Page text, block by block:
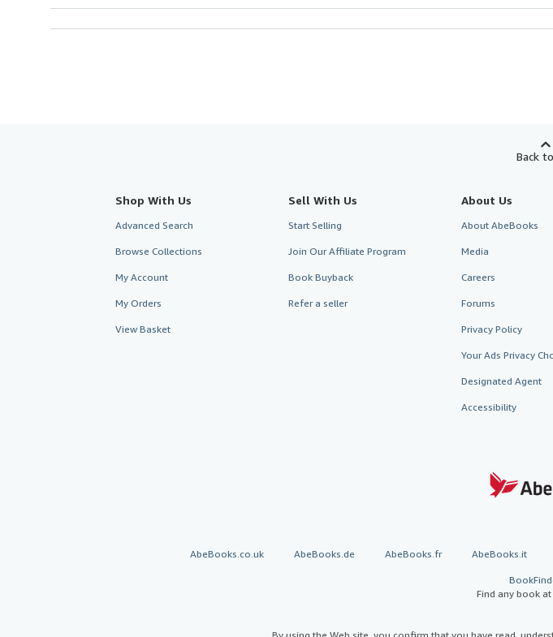
Back
Shop With Us
Advanced Search
Browse Collections
My Account
My Orders
View Basket
Sell With Us
Start Selling
Join Our Affiliate Program
Book Buyback
Refer a seller
About Us
About AbeBooks
Media
Careers
Forums
Privacy Policy
Your Ads Privacy
Designated Agent
Accessibility
AbeBooks.co.uk AbeBooks.de AbeBooks.fr AbeBooks.it
Find any book